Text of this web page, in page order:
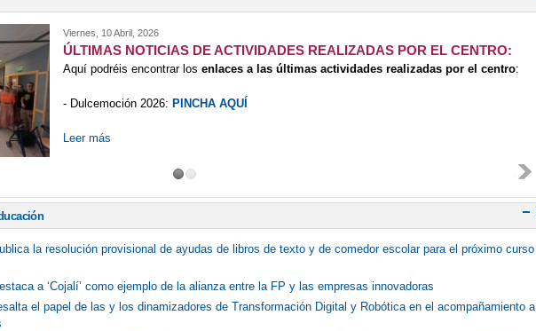
Viernes, 10 Abril, 2026
ÚLTIMAS NOTICIAS DE ACTIVIDADES REALIZADAS POR EL CENTRO:
Aquí podréis encontrar los enlaces a las últimas actividades realizadas por el centro:
- Dulcemoción 2026: PINCHA AQUÍ
Leer más
la resolución provisional de ayudas de libros de texto y de comedor escolar para el próximo curso
a ‘Cojalí’ como ejemplo de la alianza entre la FP y las empresas innovadoras
el papel de las y los dinamizadores de Transformación Digital y Robótica en el acompañamiento a